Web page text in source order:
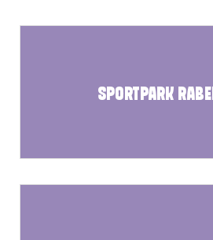
SPORTPARK